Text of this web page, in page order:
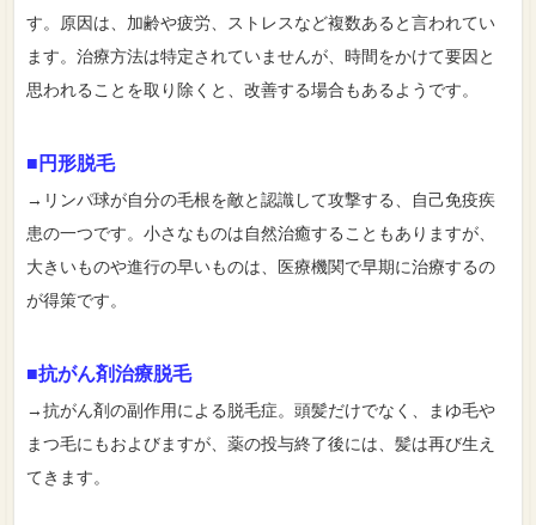
す。原因は、加齢や疲労、ストレスなど複数あると言われてい
ます。治療方法は特定されていませんが、時間をかけて要因と
思われることを取り除くと、改善する場合もあるようです。
■円形脱毛
→リンパ球が自分の毛根を敵と認識して攻撃する、自己免疫疾
患の一つです。小さなものは自然治癒することもありますが、
大きいものや進行の早いものは、医療機関で早期に治療するの
が得策です。
■抗がん剤治療脱毛
→抗がん剤の副作用による脱毛症。頭髪だけでなく、まゆ毛や
まつ毛にもおよびますが、薬の投与終了後には、髪は再び生え
てきます。